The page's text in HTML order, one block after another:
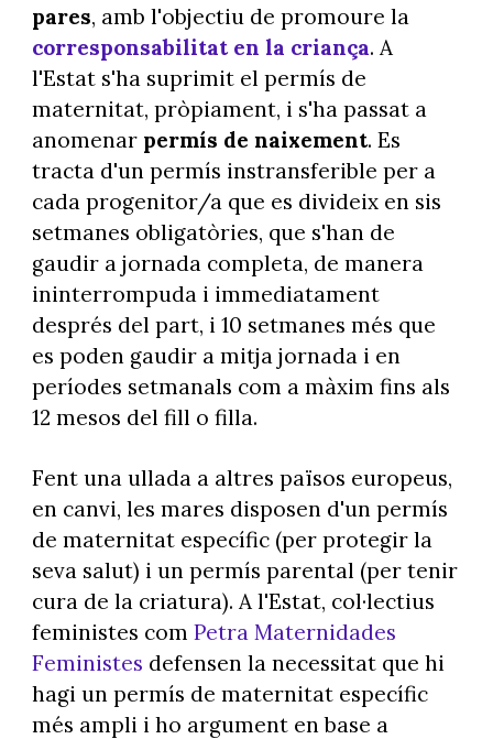
pares, amb l'objectiu de promoure la
corresponsabilitat en la criança. A
l'Estat s'ha suprimit el permís de
maternitat, pròpiament, i s'ha passat a
anomenar permís de naixement. Es
tracta d'un permís instransferible per a
cada progenitor/a que es divideix en sis
setmanes obligatòries, que s'han de
gaudir a jornada completa, de manera
ininterrompuda i immediatament
després del part, i 10 setmanes més que
es poden gaudir a mitja jornada i en
períodes setmanals com a màxim fins als
12 mesos del fill o filla.
Fent una ullada a altres països europeus,
en canvi, les mares disposen d'un permís
de maternitat específic (per protegir la
seva salut) i un permís parental (per tenir
cura de la criatura). A l'Estat, col·lectius
feministes com Petra Maternidades
Feministes defensen la necessitat que hi
hagi un permís de maternitat específic
més ampli i ho argument en base a